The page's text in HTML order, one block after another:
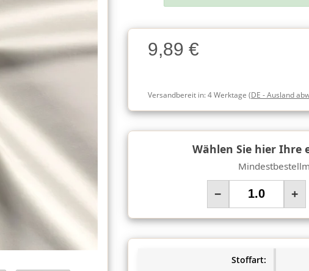
Charge
Charge9,89 €
Versandbereit in:4 Werktage (DE - Ausland
Wählen Sie hier Ihre
− +
Stoffart: